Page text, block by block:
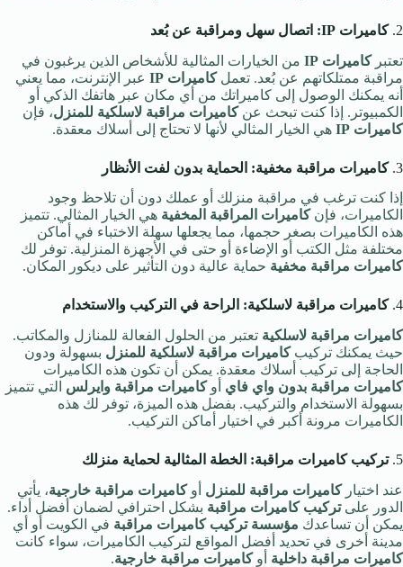
2. كاميرات IP: اتصال سهل ومراقبة عن بُعد
تعتبركاميرات IP
من الخيارات المثالية للأشخاص الذين يرغبون في
مراقبة ممتلكاتهم عن بُعد. تعملكاميرات IP
عبر الإنترنت، مما يعني
أنه يمكنك الوصول إلى كاميراتك من أي مكان عبر هاتفك الذكي أو
الكمبيوتر. إذا كنت تبحث عنكاميرات مراقبة لاسلكية للمنزل، فإن
كاميرات IP
هي الخيار المثالي لأنها لا تحتاج إلى أسلاك معقدة.
3. كاميرات مراقبة مخفية: الحماية بدون لفت الأنظار
إذا كنت ترغب في مراقبة منزلك أو عملك دون أن تلاحظ وجود
الكاميرات، فإنكاميرات المراقبة المخفية هي الخيار المثالي. تتميز
هذه الكاميرات بصغر حجمها، مما يجعلها سهلة الاختباء في أماكن
مختلفة مثل الكتب أو الإضاءة أو حتى في الأجهزة المنزلية. توفر لك
كاميرات مراقبة مخفية حماية عالية دون التأثير على ديكور المكان.
4. كاميرات مراقبة لاسلكية: الراحة في التركيب والاستخدام
كاميرات مراقبة لاسلكية تعتبر من الحلول الفعالة للمنازل والمكاتب.
حيث يمكنك تركيبكاميرات مراقبة لاسلكية للمنزل بسهولة ودون
الحاجة إلى تركيب أسلاك معقدة. يمكن أن تكون هذه الكاميرات
كاميرات مراقبة بدون واي فاي أوكاميرات مراقبة وايرلس التي تتميز
بسهولة الاستخدام والتركيب. بفضل هذه الميزة، توفر لك هذه
الكاميرات مرونة أكبر في اختيار أماكن التركيب.
5. تركيب كاميرات مراقبة: الخطة المثالية لحماية منزلك
عند اختياركاميرات مراقبة للمنزل أوكاميرات مراقبة خارجية، يأتي
الدور علىتركيب كاميرات مراقبة بشكل احترافي لضمان أفضل أداء.
يمكن أن تساعدك مؤسسة تركيب كاميرات مراقبة في الكويت أو أي
مدينة أخرى في تحديد أفضل المواقع لتركيب الكاميرات، سواء كانت
كاميرات مراقبة داخلية أوكاميرات مراقبة خارجية.